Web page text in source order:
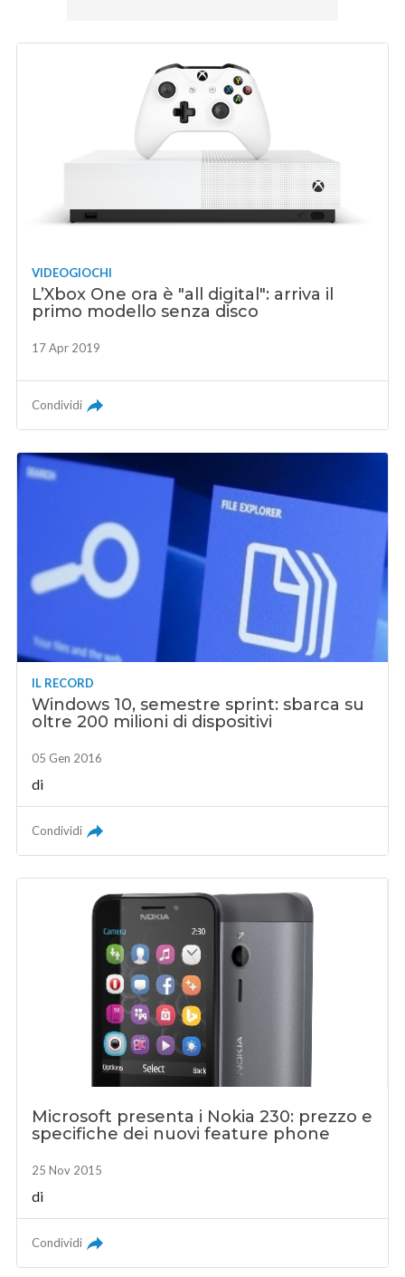
VIDEOGIOCHI
L’Xbox One ora è "all digital": arriva il
primo modello senza disco
17 Apr 2019
Condividi
IL RECORD
Windows 10, semestre sprint: sbarca su
oltre 200 milioni di dispositivi
05 Gen 2016
di
Condividi
Microsoft presenta i Nokia 230: prezzo e
specifiche dei nuovi feature phone
25 Nov 2015
di
Condividi